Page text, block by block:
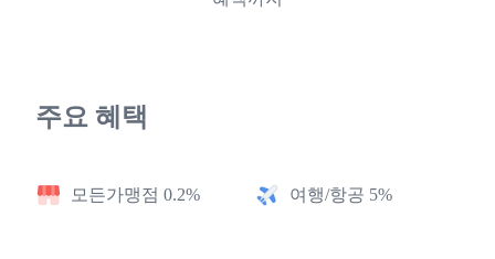
주요 혜택
모든가맹점 0.2% 여행/항공 5%